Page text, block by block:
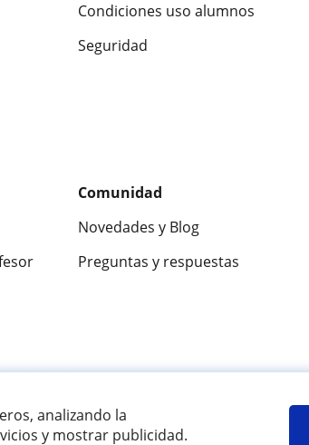
analizando la
y mostrar publicidad.
Condiciones uso alumnos
Seguridad
Comunidad
Novedades y Blog
Preguntas y respuestas